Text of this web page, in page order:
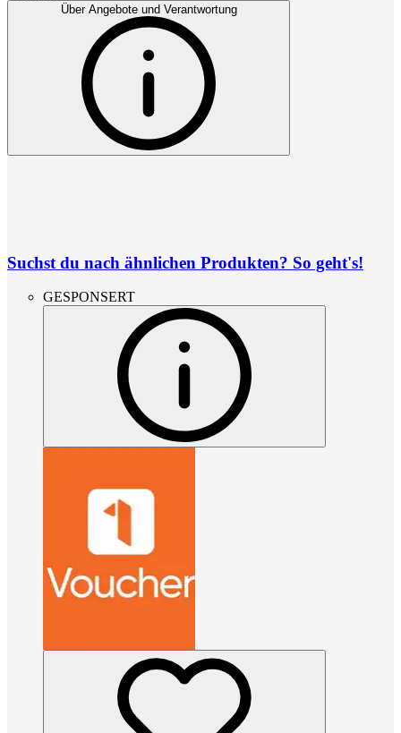
Über Angebote und Verantwortung
Suchst du nach ähnlichen Produkten? So geht's!
GESPONSERT